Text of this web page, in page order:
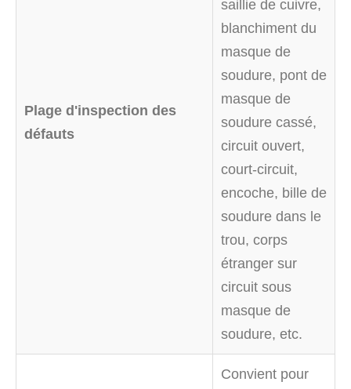
Plage d'inspection des
défauts
saillie de cuivre,
blanchiment du
masque de
soudure, pont de
masque de
soudure cassé,
circuit ouvert,
court-circuit,
encoche, bille de
soudure dans le
trou, corps
étranger sur
circuit sous
masque de
soudure, etc.
Convient pour